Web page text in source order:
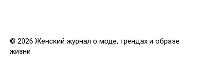
© 2026 Женский журнал о моде, трендах и образе
жизни